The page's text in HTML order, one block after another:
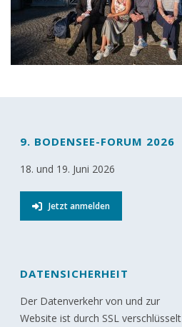
9. BODENSEE-FORUM 2026
18. und 19. Juni 2026
Jetzt anmelden
DATENSICHERHEIT
Der Datenverkehr von und zur
Website ist durch SSL verschlüsselt